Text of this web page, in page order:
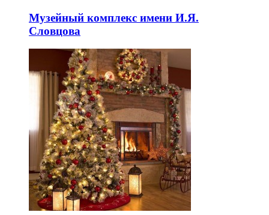
Музейный комплекс имени И.Я.
Словцова